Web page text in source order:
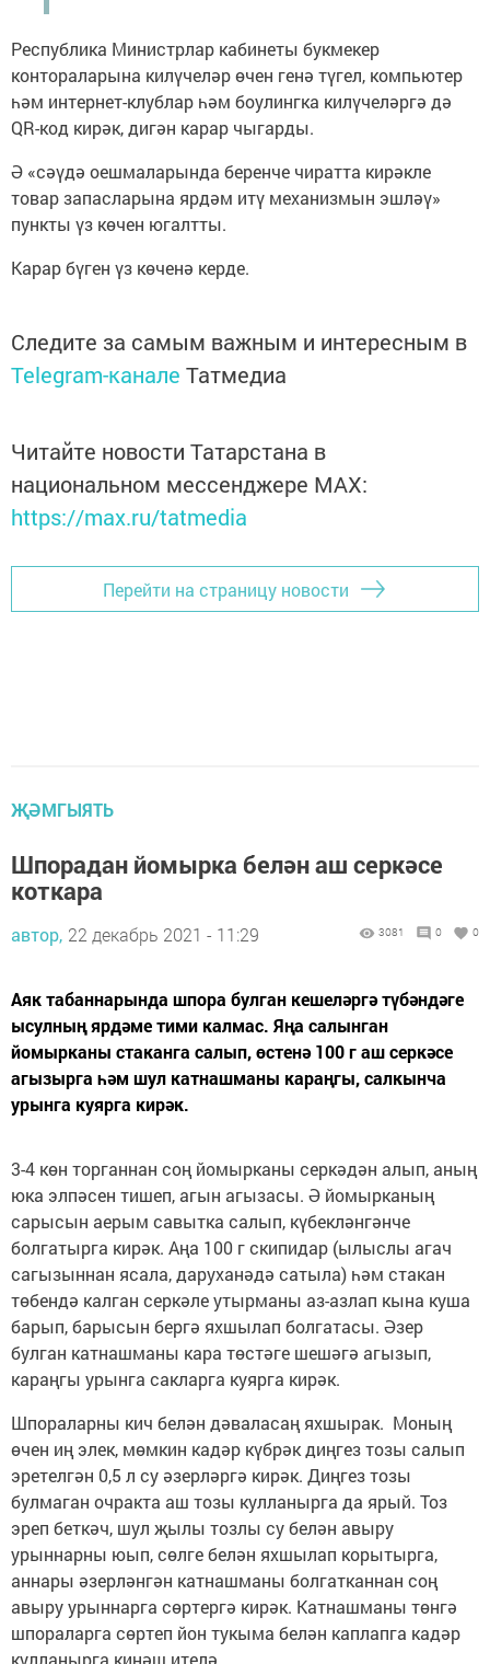
Республика Министрлар кабинеты букмекер
контораларына килүчеләр өчен генә түгел, компьютер
һәм интернет-клублар һәм боулингка килүчеләргә дә
QR-код кирәк, дигән карар чыгарды.
Ә «сәүдә оешмаларында беренче чиратта кирәкле
товар запасларына ярдәм итү механизмын эшләү»
пункты үз көчен югалтты.
Карар бүген үз көченә керде.
Следите за самым важным и интересным в
Telegram-канале Татмедиа
Читайте новости Татарстана в
национальном мессенджере MАХ:
https://max.ru/tatmedia
Перейти на страницу новости
ҖӘМГЫЯТЬ
Шпорадан йомырка белән аш серкәсе
коткара
автор, 22 декабрь 2021 - 11:29 3081 0 0
Аяк табаннарында шпора булган кешеләргә түбәндәге
ысулның ярдәме тими калмас. Яңа салынган
йомырканы стаканга салып, өстенә 100 г аш серкәсе
агызырга һәм шул катнашманы караңгы, салкынча
урынга куярга кирәк.
3-4 көн торганнан соң йомырканы серкәдән алып, аның
юка элпәсен тишеп, агын агызасы. Ә йомырканың
сарысын аерым савытка салып, күбекләнгәнче
болгатырга кирәк. Аңа 100 г скипидар (ылыслы агач
сагызыннан ясала, даруханәдә сатыла) һәм стакан
төбендә калган серкәле утырманы аз-азлап кына куша
барып, барысын бергә яхшылап болгатасы. Әзер
булган катнашманы кара төстәге шешәгә агызып,
караңгы урынга сакларга куярга кирәк.
Шпораларны кич белән дәваласаң яхшырак. Моның
өчен иң элек, мөмкин кадәр күбрәк диңгез тозы салып
эретелгән 0,5 л су әзерләргә кирәк. Диңгез тозы
булмаган очракта аш тозы кулланырга да ярый. Тоз
эреп беткәч, шул җылы тозлы су белән авыру
урыннарны юып, сөлге белән яхшылап корытырга,
аннары әзерләнгән катнашманы болгатканнан соң
авыру урыннарга сөртергә кирәк. Катнашманы төнгә
шпораларга сөртеп йон тукыма белән каплапга кадәр